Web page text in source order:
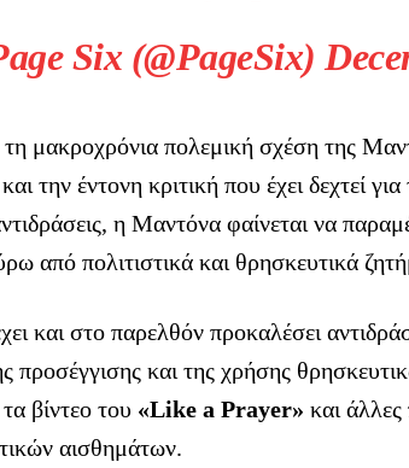
Six (@PageSix)
τη μακροχρόνια πολεμική σχέση της
την έντονη κριτική που έχει δεχτεί
η Μαντόνα φαίνεται να
από πολιτιστικά και θρησκευτικά
και στο παρελθόν προκαλέσει
προσέγγισης και της χρήσης
βίντεο του «Like a Prayer» και
αισθημάτων.